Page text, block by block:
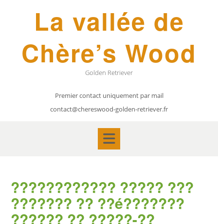
La vallée de
Chère’s Wood
Golden Retriever
Premier contact uniquement par mail
contact@chereswood-golden-retriever.fr
???????????? ????? ???
??????? ?? ??é???????
?????? ?? ?????-??